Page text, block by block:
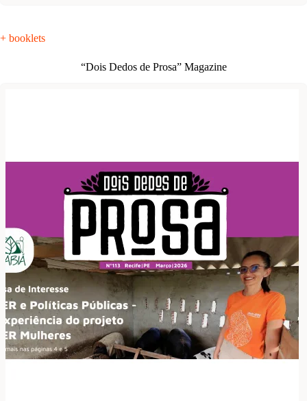
+ booklets
“Dois Dedos de Prosa” Magazine